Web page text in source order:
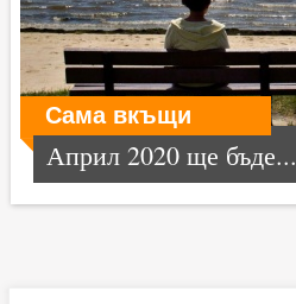
Сама вкъщи
Април 2020 ще бъде...